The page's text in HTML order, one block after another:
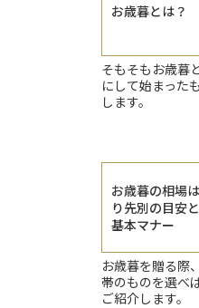
お歳暮とは？
そもそもお歳暮
にして始まった
します。
お歳暮の相場
り先別の目安
基本マナー
お歳暮を贈る際
帯のものを選べ
ご紹介します。